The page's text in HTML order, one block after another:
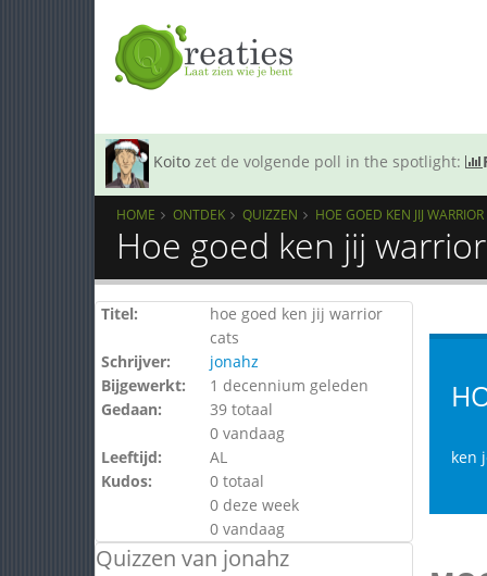
Koito zet de volgende poll in the spotlight:
HOME ONTDEK QUIZZEN HOE GOED KEN JIJ
Hoe goed ken jij
Titel:
hoe goed ken jij warrior
cats
Schrijver:
jonahz
Bijgewerkt:
1 decennium geleden
Gedaan:
39 totaal
0 vandaag
Leeftijd:
AL
Kudos:
0 totaal
0 deze week
0 vandaag
Quizzen van jonahz
ken